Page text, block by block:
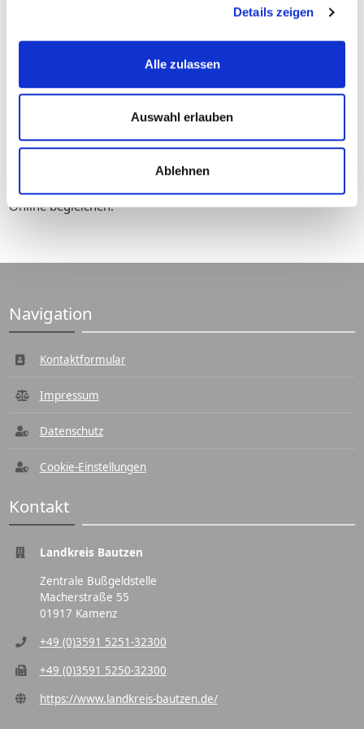
Details zeigen
Alle zulassen
Auswahl erlauben
Ablehnen
Schnell
Ihr ausgefüllter Anhörbogen wird direkt an Ihren
zuständigen Sachbearbeiter in der betroffenen Behörde
gesendet. Sie können aber auch das Verwarngeld sofort
Online begleichen.
Navigation
Kontaktformular
Impressum
Datenschutz
Cookie-Einstellungen
Kontakt
Landkreis Bautzen
Zentrale Bußgeldstelle
Macherstraße 55
01917 Kamenz
+49 (0)3591 5251-32300
+49 (0)3591 5250-32300
https://www.landkreis-bautzen.de/